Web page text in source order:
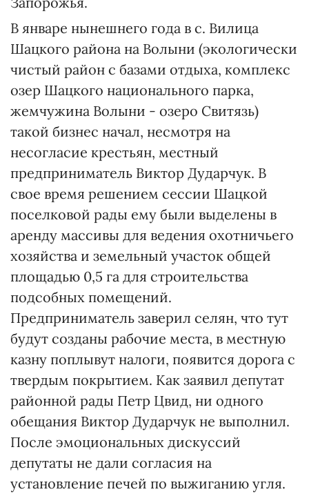
В январе нынешнего года в с. Вилица
Шацкого района на Волыни (экологически
чистый район с базами отдыха, комплекс
озер Шацкого национального парка,
жемчужина Волыни - озеро Свитязь)
такой бизнес начал, несмотря на
несогласие крестьян, местный
предприниматель Виктор Дударчук. В
свое время решением сессии Шацкой
поселковой рады ему были выделены в
аренду массивы для ведения охотничьего
хозяйства и земельный участок общей
площадью 0,5 га для строительства
подсобных помещений.
Предприниматель заверил селян, что тут
будут созданы рабочие места, в местную
казну поплывут налоги, появится дорога с
твердым покрытием. Как заявил депутат
районной рады Петр Цвид, ни одного
обещания Виктор Дударчук не выполнил.
После эмоциональных дискуссий
депутаты не дали согласия на
установление печей по выжиганию угля.